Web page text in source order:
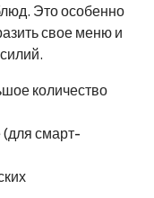
Это особенно
свое меню и
количество
смарт-